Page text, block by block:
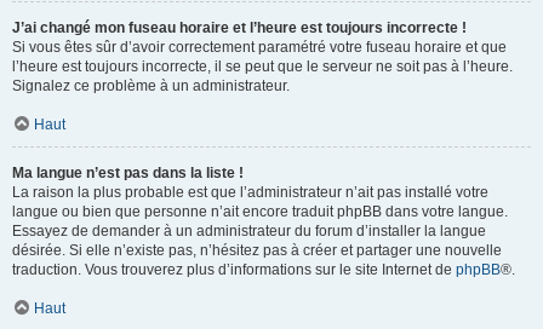
J’ai changé mon fuseau horaire et l’heure est toujours incorrecte !
Si vous êtes sûr d’avoir correctement paramétré votre fuseau horaire et que
l’heure est toujours incorrecte, il se peut que le serveur ne soit pas à l’heure.
Signalez ce problème à un administrateur.
Haut
Ma langue n’est pas dans la liste !
La raison la plus probable est que l’administrateur n’ait pas installé votre
langue ou bien que personne n’ait encore traduit phpBB dans votre langue.
Essayez de demander à un administrateur du forum d’installer la langue
désirée. Si elle n’existe pas, n’hésitez pas à créer et partager une nouvelle
traduction. Vous trouverez plus d’informations sur le site Internet de phpBB®.
Haut